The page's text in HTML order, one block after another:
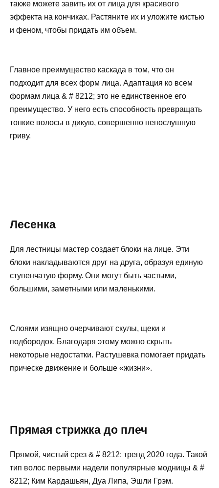
также можете завить их от лица для красивого
эффекта на кончиках. Растяните их и уложите кистью
и феном, чтобы придать им объем.
Главное преимущество каскада в том, что он
подходит для всех форм лица. Адаптация ко всем
формам лица & # 8212; это не единственное его
преимущество. У него есть способность превращать
тонкие волосы в дикую, совершенно непослушную
гриву.
Лесенка
Для лестницы мастер создает блоки на лице. Эти
блоки накладываются друг на друга, образуя единую
ступенчатую форму. Они могут быть частыми,
большими, заметными или маленькими.
Слоями изящно очерчивают скулы, щеки и
подбородок. Благодаря этому можно скрыть
некоторые недостатки. Растушевка помогает придать
прическе движение и больше «жизни».
Прямая стрижка до плеч
Прямой, чистый срез & # 8212; тренд 2020 года. Такой
тип волос первыми надели популярные модницы & #
8212; Ким Кардашьян, Дуа Липа, Эшли Грэм.